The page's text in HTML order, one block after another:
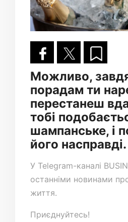
Можливо,
порадам ти
перестанеш
тобі
шампанське, і
його насправді.
У Telegram-каналі
останніми новинами
життя.
Приєднуйтесь!